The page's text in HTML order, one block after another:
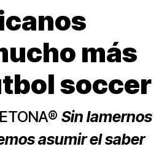
más
soccer
® Sin lamernos
asumir el saber